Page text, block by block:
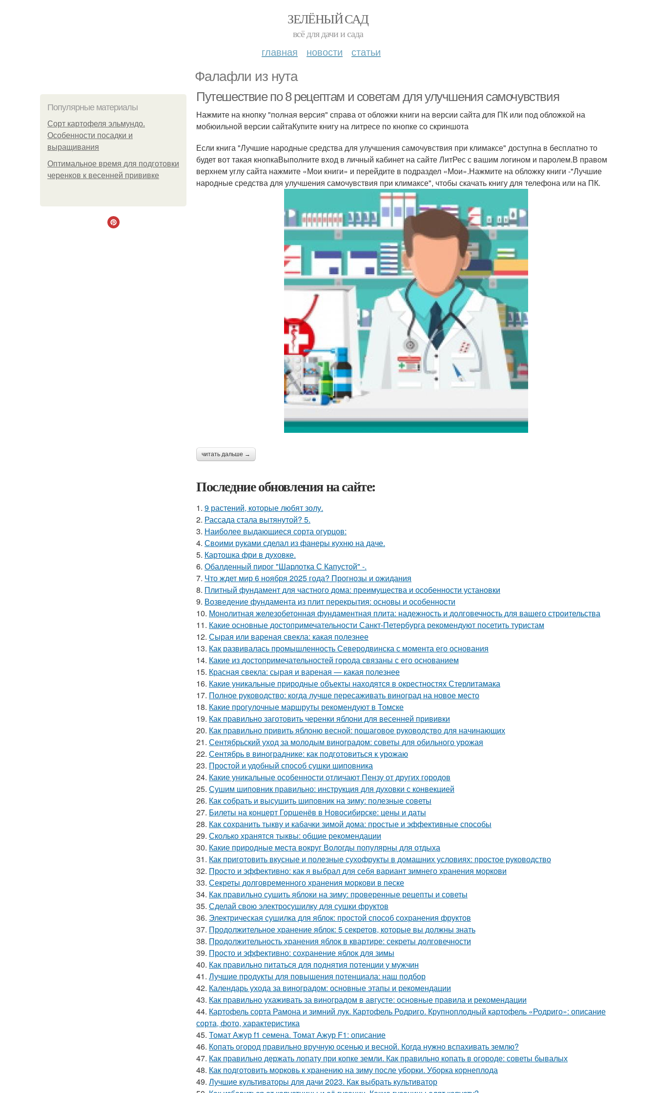
ЗЕЛЁНЫЙ САД
всё для дачи и сада
главная новости статьи
Фалафли из нута
Популярные материалы
Сорт картофеля эльмундо.
Особенности посадки и
выращивания
Оптимальное время для подготовки
черенков к весенней прививке
Путешествие по 8 рецептам и советам для улучшения самочувствия
Нажмите на кнопку "полная версия" справа от обложки книги на версии сайта для ПК или под обложкой на
мобюильной версии сайтаКупите книгу на литресе по кнопке со скриншота
Если книга "Лучшие народные средства для улучшения самочувствия при климаксе" доступна в бесплатно то
будет вот такая кнопкаВыполните вход в личный кабинет на сайте ЛитРес с вашим логином и паролем.В правом
верхнем углу сайта нажмите «Мои книги» и перейдите в подраздел «Мои».Нажмите на обложку книги -"Лучшие
народные средства для улучшения самочувствия при климаксе", чтобы скачать книгу для телефона или на ПК.
читать дальше →
Последние обновления на сайте:
1. 9 растений, которые любят золу.
2. Рассада стала вытянутой? 5.
3. Наиболее выдающиеся сорта огурцов:
4. Своими руками сделал из фанеры кухню на даче.
5. Картошка фри в духовке.
6. Обалденный пирог "Шарлотка С Капустой" -.
7. Что ждет мир 6 ноября 2025 года? Прогнозы и ожидания
8. Плитный фундамент для частного дома: преимущества и особенности установки
9. Возведение фундамента из плит перекрытия: основы и особенности
10. Монолитная железобетонная фундаментная плита: надежность и долговечность для вашего строительства
11. Какие основные достопримечательности Санкт-Петербурга рекомендуют посетить туристам
12. Сырая или вареная свекла: какая полезнее
13. Как развивалась промышленность Северодвинска с момента его основания
14. Какие из достопримечательностей города связаны с его основанием
15. Красная свекла: сырая и вареная — какая полезнее
16. Какие уникальные природные объекты находятся в окрестностях Стерлитамака
17. Полное руководство: когда лучше пересаживать виноград на новое место
18. Какие прогулочные маршруты рекомендуют в Томске
19. Как правильно заготовить черенки яблони для весенней прививки
20. Как правильно привить яблоню весной: пошаговое руководство для начинающих
21. Сентябрьский уход за молодым виноградом: советы для обильного урожая
22. Сентябрь в винограднике: как подготовиться к урожаю
23. Простой и удобный способ сушки шиповника
24. Какие уникальные особенности отличают Пензу от других городов
25. Сушим шиповник правильно: инструкция для духовки с конвекцией
26. Как собрать и высушить шиповник на зиму: полезные советы
27. Билеты на концерт Горшенёв в Новосибирске: цены и даты
28. Как сохранить тыкву и кабачки зимой дома: простые и эффективные способы
29. Сколько хранятся тыквы: общие рекомендации
30. Какие природные места вокруг Вологды популярны для отдыха
31. Как приготовить вкусные и полезные сухофрукты в домашних условиях: простое руководство
32. Просто и эффективно: как я выбрал для себя вариант зимнего хранения моркови
33. Секреты долговременного хранения моркови в песке
34. Как правильно сушить яблоки на зиму: проверенные рецепты и советы
35. Сделай свою электросушилку для сушки фруктов
36. Электрическая сушилка для яблок: простой способ сохранения фруктов
37. Продолжительное хранение яблок: 5 секретов, которые вы должны знать
38. Продолжительность хранения яблок в квартире: секреты долговечности
39. Просто и эффективно: сохранение яблок для зимы
40. Как правильно питаться для поднятия потенции у мужчин
41. Лучшие продукты для повышения потенциала: наш подбор
42. Календарь ухода за виноградом: основные этапы и рекомендации
43. Как правильно ухаживать за виноградом в августе: основные правила и рекомендации
44. Картофель сорта Рамона и зимний лук. Картофель Родриго. Крупноплодный картофель «Родриго»: описание
сорта, фото, характеристика
45. Томат Ажур f1 семена. Томат Ажур F1: описание
46. Копать огород правильно вручную осенью и весной. Когда нужно вспахивать землю?
47. Как правильно держать лопату при копке земли. Как правильно копать в огороде: советы бывалых
48. Как подготовить морковь к хранению на зиму после уборки. Уборка корнеплода
49. Лучшие культиваторы для дачи 2023. Как выбрать культиватор